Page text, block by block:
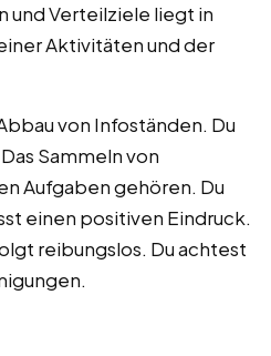
und Verteilziele liegt in
Aktivitäten und der
von Infoständen. Du
Sammeln von
Aufgaben gehören. Du
einen positiven Eindruck.
reibungslos. Du achtest